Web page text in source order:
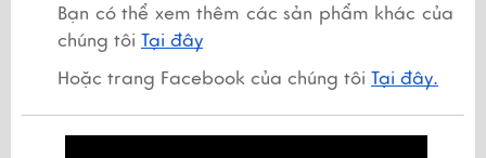
Bạn có thể xem thêm các sản phẩm khác của
chúng tôi Tại đây
Hoặc trang Facebook của chúng tôi Tại đây.